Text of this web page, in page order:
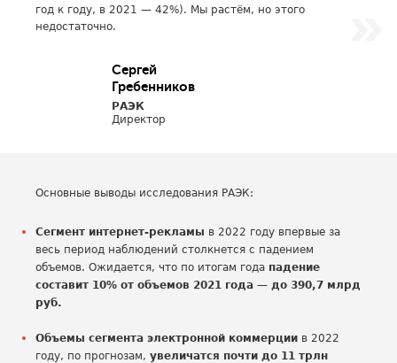
год к году, в 2021 — 42%). Мы растём, но этого
недостаточно.
Сергей
Гребенников
РАЭК
Директор
Основные выводы исследования РАЭК:
Сегмент интернет-рекламы в 2022 году впервые за
весь период наблюдений столкнется с падением
объемов. Ожидается, что по итогам года падение
составит 10% от объемов 2021 года — до 390,7 млрд
руб.
Объемы сегмента электронной коммерции в 2022
году, по прогнозам, увеличатся почти до 11 трлн